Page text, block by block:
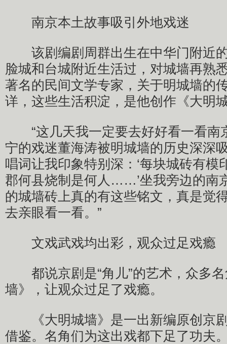
南京本土故事吸引外地戏迷
该剧编剧周群出生在中华门附近
脸城和台城附近生活过，对城墙再熟
著名的民间文学专家，关于明城墙的
详，这些生活积淀，是他创作《大明
“这几天我一定要去好好看一看南
宁的戏迷董海涛被明城墙的历史深深
唱词让我印象特别深：‘每块城砖有模
郡何县烧制是何人……’坐我旁边的南
的城墙砖上真的有这些铭文，真是觉
去亲眼看一看。”
文戏武戏均出彩，观众过足戏瘾
都说京剧是“角儿”的艺术，众多名
墙》，让观众过足了戏瘾。
《大明城墙》是一出新编原创京
借鉴。名角们为这出戏都下足了功夫